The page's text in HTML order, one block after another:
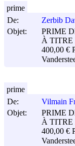
De:
Zerbib
Objet:
PRIME
À TITRE
400,00 €
prime
De:
Vilmain
Objet:
PRIME
À TITRE
400,00 €
prime